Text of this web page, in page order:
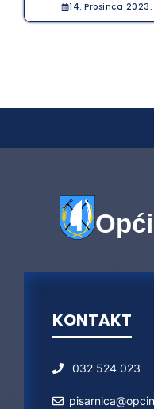
14. Prosinca 2023.
KONTAKT
032 524 023